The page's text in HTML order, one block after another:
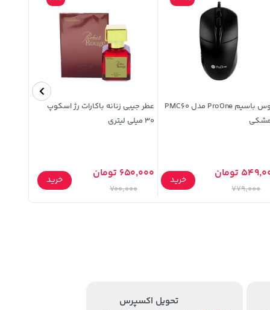
ماوس باسیم ProOne مدل PMC60
تومان
779,000
خرید
عطر جیبی زنانه باکارات رژ اسکوپ
30 میلی لیتری
650,000 تومان
700,000
خرید
تحویل اکسپرس